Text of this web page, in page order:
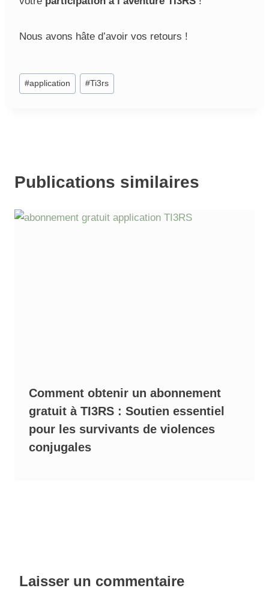
Nous avons hâte d’avoir vos retours !
Étiquettes
de
#application #Ti3rs
Publications similaires
Comment obtenir un abonnement
gratuit à TI3RS : Soutien essentiel
pour les survivants de violences
conjugales
Laisser un commentaire